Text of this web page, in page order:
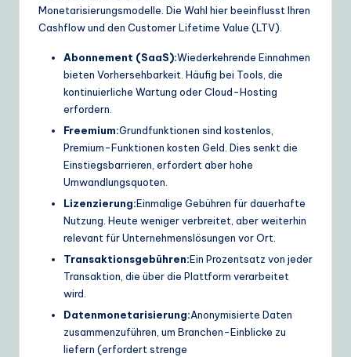
Monetarisierungsmodelle. Die Wahl hier beeinflusst Ihren
Cashflow und den Customer Lifetime Value (LTV).
Abonnement (SaaS):Wiederkehrende Einnahmen
bieten Vorhersehbarkeit. Häufig bei Tools, die
kontinuierliche Wartung oder Cloud-Hosting
erfordern.
Freemium:Grundfunktionen sind kostenlos,
Premium-Funktionen kosten Geld. Dies senkt die
Einstiegsbarrieren, erfordert aber hohe
Umwandlungsquoten.
Lizenzierung:Einmalige Gebühren für dauerhafte
Nutzung. Heute weniger verbreitet, aber weiterhin
relevant für Unternehmenslösungen vor Ort.
Transaktionsgebühren:Ein Prozentsatz von jeder
Transaktion, die über die Plattform verarbeitet
wird.
Datenmonetarisierung:Anonymisierte Daten
zusammenzuführen, um Branchen-Einblicke zu
liefern (erfordert strenge